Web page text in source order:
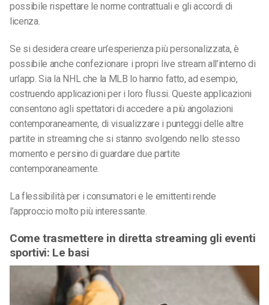
possibile rispettare le norme contrattuali e gli accordi di
licenza.
Se si desidera creare un’esperienza più personalizzata, è
possibile anche confezionare i propri live stream all’interno di
un’app. Sia la NHL che la MLB lo hanno fatto, ad esempio,
costruendo applicazioni per i loro flussi. Queste applicazioni
consentono agli spettatori di accedere a più angolazioni
contemporaneamente, di visualizzare i punteggi delle altre
partite in streaming che si stanno svolgendo nello stesso
momento e persino di guardare due partite
contemporaneamente.
La flessibilità per i consumatori e le emittenti rende
l’approccio molto più interessante.
Come trasmettere in diretta streaming gli eventi
sportivi: Le basi